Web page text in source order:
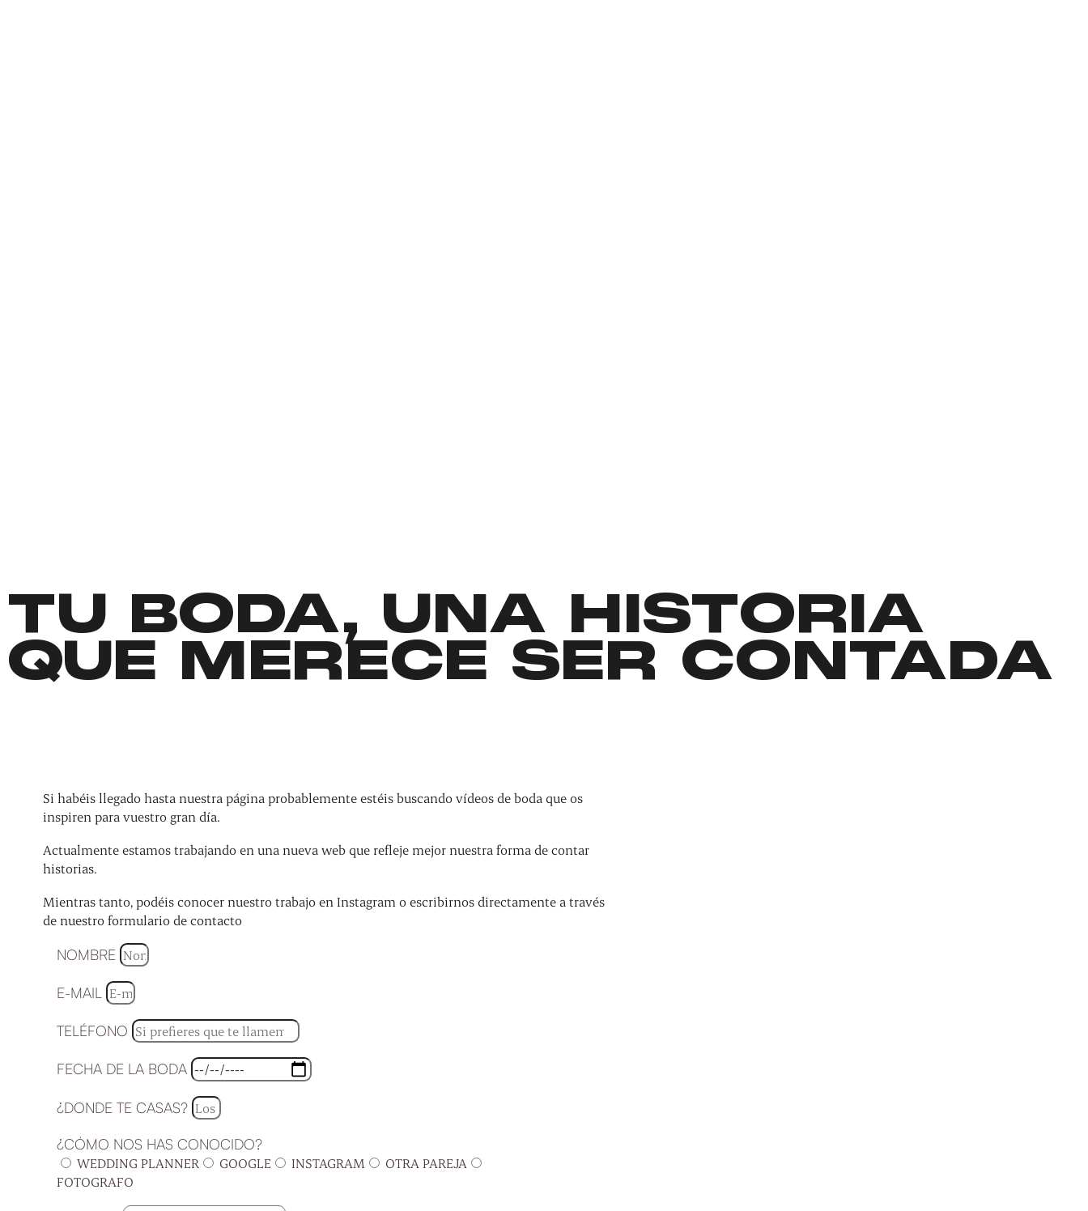
TU BODA, UNA HISTORIA
QUE MERECE SER CONTADA
Si habéis llegado hasta nuestra página probablemente estéis buscando vídeos de boda que os
inspiren para vuestro gran día.
Actualmente estamos trabajando en una nueva web que refleje mejor nuestra forma de contar
historias.
Mientras tanto, podéis conocer nuestro trabajo en Instagram o escribirnos directamente a través
de nuestro formulario de contacto
NOMBRE
E-MAIL
TELÉFONO
FECHA DE LA BODA
¿DONDE TE CASAS?
¿CÓMO NOS HAS CONOCIDO?
WEDDING PLANNER GOOGLE INSTAGRAM
OTRA PAREJA
FOTOGRAFO